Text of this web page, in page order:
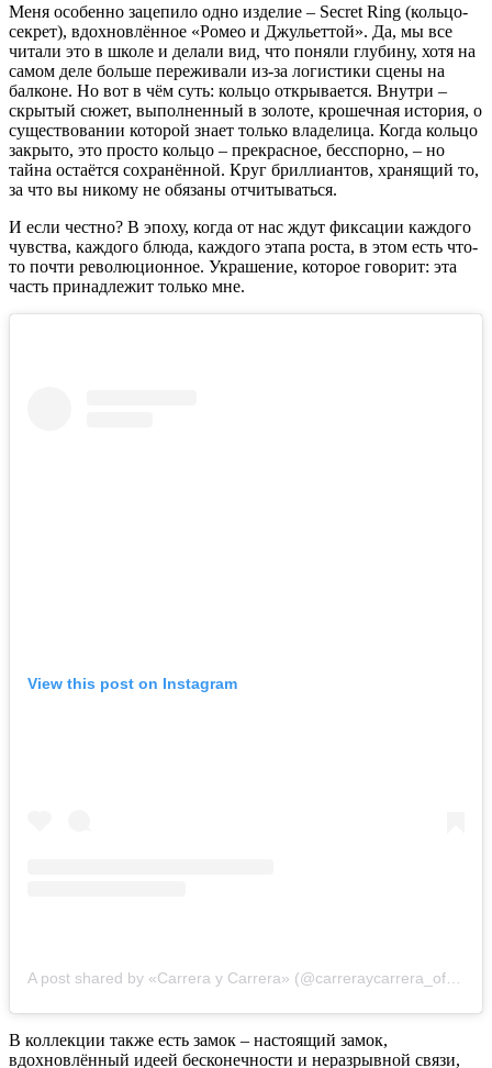
Меня особенно зацепило одно изделие – Secret Ring (кольцо-
секрет), вдохновлённое «Ромео и Джульеттой». Да, мы все
читали это в школе и делали вид, что поняли глубину, хотя на
самом деле больше переживали из-за логистики сцены на
балконе. Но вот в чём суть: кольцо открывается. Внутри –
скрытый сюжет, выполненный в золоте, крошечная история, о
существовании которой знает только владелица. Когда кольцо
закрыто, это просто кольцо – прекрасное, бесспорно, – но
тайна остаётся сохранённой. Круг бриллиантов, хранящий то,
за что вы никому не обязаны отчитываться.
И если честно? В эпоху, когда от нас ждут фиксации каждого
чувства, каждого блюда, каждого этапа роста, в этом есть что-
то почти революционное. Украшение, которое говорит: эта
часть принадлежит только мне.
View this post on Instagram
В коллекции также есть замок – настоящий замок,
вдохновлённый идеей бесконечности и неразрывной связи,